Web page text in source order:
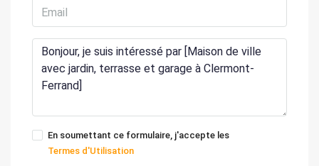
En soumettant ce formulaire, j'accepte les
Termes d'Utilisation